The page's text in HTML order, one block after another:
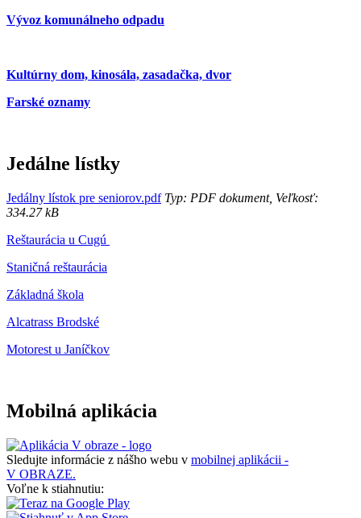
Vývoz komunálneho odpadu
Kultúrny dom, kinosála, zasadačka, dvor
Farské oznamy
Jedálne lístky
Jedálny lístok pre seniorov.pdfTyp: PDF dokument, Veľkosť:
334.27 kB
Reštaurácia u Cugú
Staničná reštaurácia
Základná škola
Alcatrass Brodské
Motorest u Janíčkov
Mobilná aplikácia
Sledujte informácie z nášho webu v mobilnej aplikácii -
V OBRAZE.
Voľne k stiahnutiu: